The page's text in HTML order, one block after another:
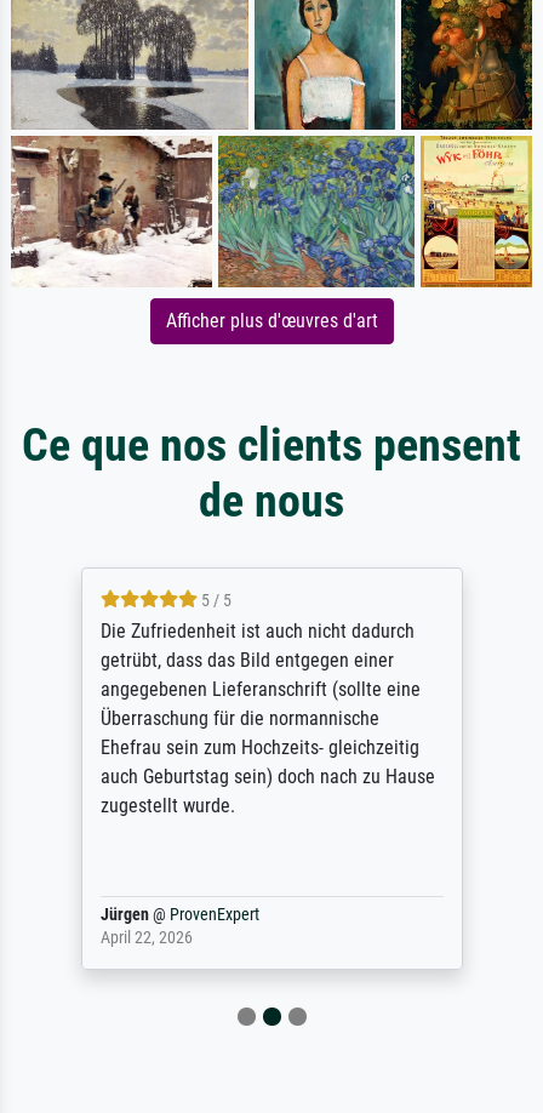
Afficher plus d'œuvres d'art
Ce que nos clients pensent
de nous
5 / 5
Die Zufriedenheit ist auch nicht dadurch
getrübt, dass das Bild entgegen einer
angegebenen Lieferanschrift (sollte eine
Überraschung für die normannische
Ehefrau sein zum Hochzeits- gleichzeitig
auch Geburtstag sein) doch nach zu Hause
zugestellt wurde.
Jürgen@ ProvenExpert
April 22, 2026